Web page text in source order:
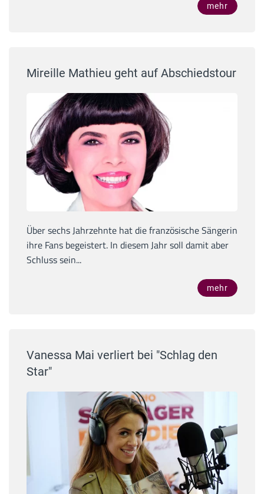
mehr
Mireille Mathieu geht auf Abschiedstour
Über sechs Jahrzehnte hat die französische Sängerin
ihre Fans begeistert. In diesem Jahr soll damit aber
Schluss sein...
mehr
Vanessa Mai verliert bei "Schlag den
Star"